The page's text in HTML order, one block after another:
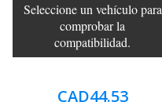
Seleccione un vehículo para
comprobar la
compatibilidad.
CAD44.53